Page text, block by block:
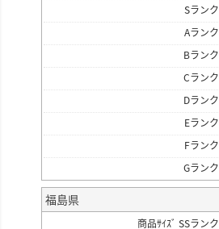
Sランク
Aランク
Bランク
Cランク
Dランク
Eランク
Fランク
Gランク
福島県
商品ｻｲｽﾞ SSランク